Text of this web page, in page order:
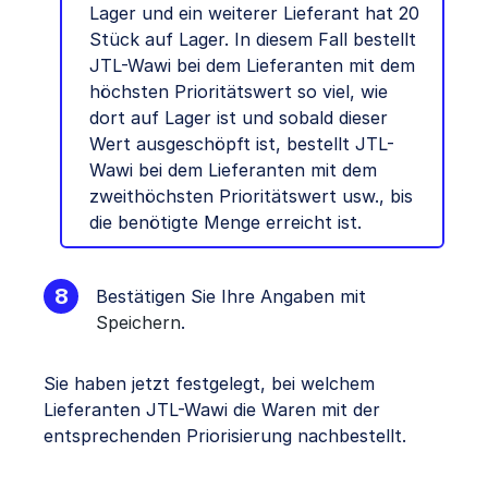
Lager und ein weiterer Lieferant hat 20
Stück auf Lager. In diesem Fall bestellt
JTL-Wawi bei dem Lieferanten mit dem
höchsten Prioritätswert so viel, wie
dort auf Lager ist und sobald dieser
Wert ausgeschöpft ist, bestellt JTL-
Wawi bei dem Lieferanten mit dem
zweithöchsten Prioritätswert usw., bis
die benötigte Menge erreicht ist.
Bestätigen Sie Ihre Angaben mit
Speichern.
Sie haben jetzt festgelegt, bei welchem
Lieferanten JTL-Wawi die Waren mit der
entsprechenden Priorisierung nachbestellt.